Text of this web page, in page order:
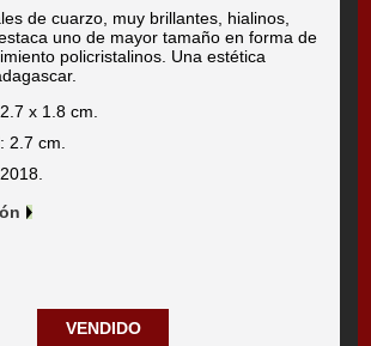
de cuarzo, muy brillantes, hialinos,
uno de mayor tamaño en forma de
policristalinos. Una estética
x 1.8 cm.
2.7 cm.
VENDIDO